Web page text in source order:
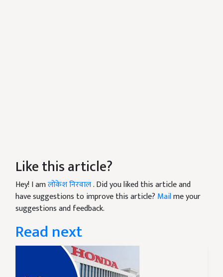
Like this article?
Hey! I amलोकेश निरवाल. Did you liked this article and
have suggestions to improve this article? Mailme your
suggestions and feedback.
Read next